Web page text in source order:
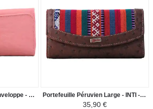
Portefeuille Péruvien Enveloppe - SUMAQ - Rose Clair Coloré Ethnique Portefeuille Péruvien Large - INTI - Marron Rouge Ethnique
35,90 €